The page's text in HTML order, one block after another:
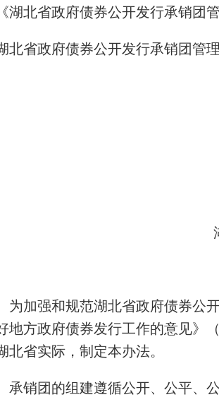
湖北省政府债券公开发行承销团
北省政府债券公开发行承销团管
加强和规范湖北省政府债券公
地方政府债券发行工作的意见》
北省实际，制定本办法。
销团的组建遵循公开、公平、